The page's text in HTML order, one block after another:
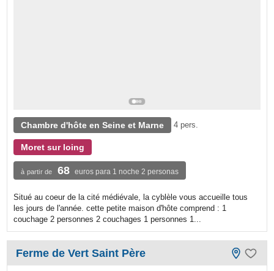
Chambre d'hôte en Seine et Marne 4 pers.
Moret sur loing
à partir de 68 euros para 1 noche 2 personas
Situé au coeur de la cité médiévale, la cyblèle vous accueille tous
les jours de l'année. cette petite maison d'hôte comprend : 1
couchage 2 personnes 2 couchages 1 personnes 1...
Ferme de Vert Saint Père